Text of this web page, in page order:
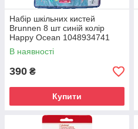
Набір шкільних кистей
Brunnen 8 шт синій колір
Happy Ocean 1048934741
В наявності
390 ₴
Купити